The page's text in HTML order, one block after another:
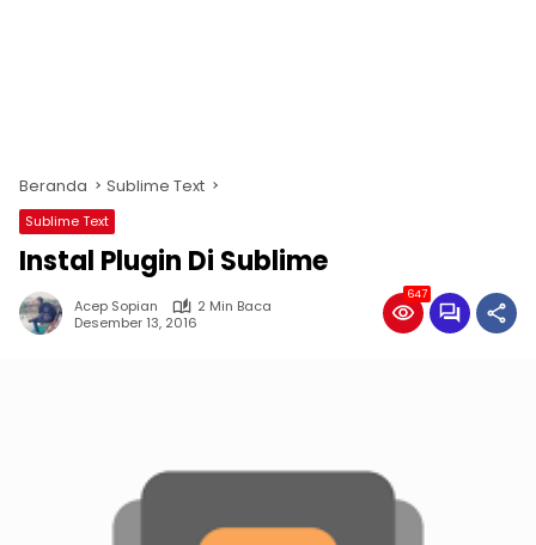
Beranda Sublime Text
Sublime Text
Instal Plugin Di Sublime
Acep Sopian
2 Min Baca
Desember 13, 2016
647